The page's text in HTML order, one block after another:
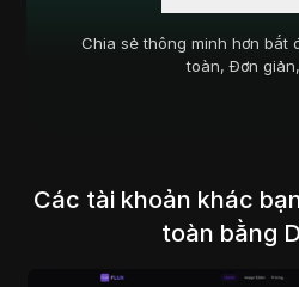
Chia sẻ thông minh hơn bắt
toàn, Đơn
Các tài khoản khác
toàn bằng